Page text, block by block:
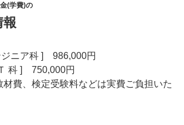
(学費)の
報
ジニア科 ] 986,000円
科 ] 750,000円
材費、検定受験料などは実費ご負担いた